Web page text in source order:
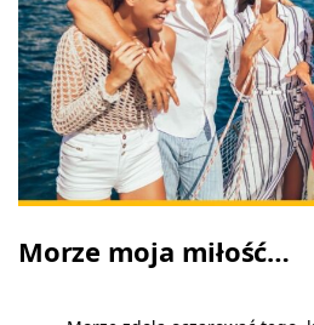
Morze moja miłość…